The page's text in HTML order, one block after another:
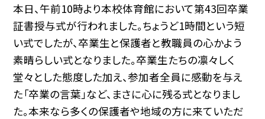
本日、午前10時より本校体育館において第43回卒業
証書授与式が行われました。ちょうど1時間という短
い式でしたが、卒業生と保護者と教職員の心かよう
素晴らしい式となりました。卒業生たちの凛々しく
堂々とした態度した加え、参加者全員に感動を与え
た「卒業の言葉」など、まさに心に残る式となりまし
た。本来なら多くの保護者や地域の方に来ていただ